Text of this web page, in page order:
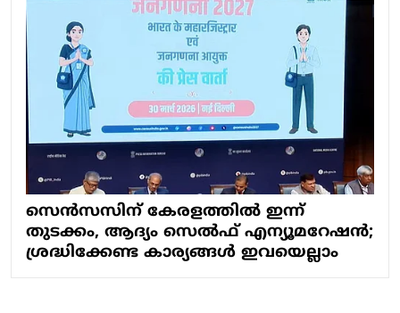
സെന്‍സസിന് കേരളത്തില്‍ ഇന്ന്
തുടക്കം, ആദ്യം സെല്‍ഫ് എന്യൂമറേഷന്‍;
ശ്രദ്ധിക്കേണ്ട കാര്യങ്ങള്‍ ഇവയെല്ലാം